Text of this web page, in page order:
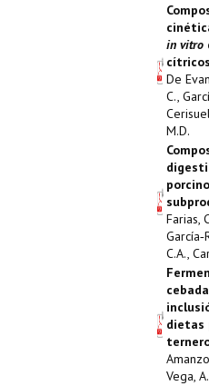
in vitro
cítricos
De
C.,
M.D.
Farias,
C.A.,
dietas
Vega,